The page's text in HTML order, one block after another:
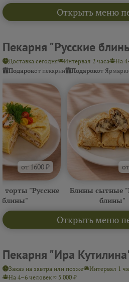
Открыть меню
Пекарня "Русские
Открыть меню
Доставка сегодня Интервал 2 часа
На
Подарокот пекарни Подарокот
от 1600 ₽
торты "Русские
блины"
Блины сытные
блины"
Пекарня "Ира
Заказ на завтра или позже Интервал 1
На 4–6 человек ≈ 5 000 ₽